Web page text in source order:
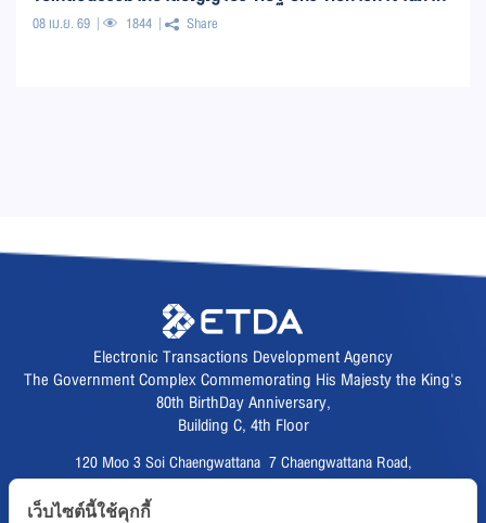
รัฐ
08 เม.ย. 69 1844 Share
Electronic Transactions Development Agency
The Government Complex Commemorating His Majesty the King's
80th BirthDay Anniversary,
Building C, 4th Floor
120 Moo 3 Soi Chaengwattana 7 Chaengwattana Road,
เว็บไซต์นี้ใช้คุกกี้